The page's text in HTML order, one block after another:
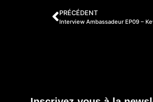
PRÉCÉDENT
Interview Ambassadeur EP09 –